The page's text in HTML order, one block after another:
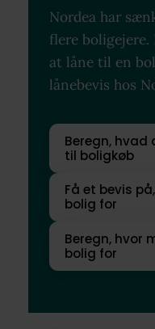
Nordea har
flere boligejere.
at låne til en
lånebevis hos
Beregn,
til boligkøb
Få et bevis
bolig for
Beregn, hvor
bolig for